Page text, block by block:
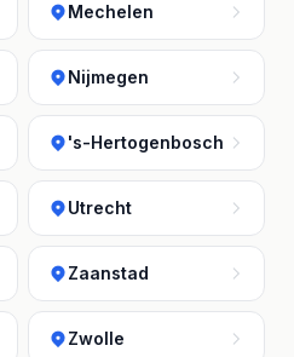
Mechelen
Nijmegen
's-Hertogenbosch
Utrecht
Zaanstad
Zwolle